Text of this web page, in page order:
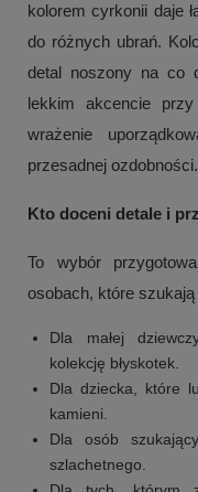
kolorem cyrkonii daje
do różnych ubrań.
detal noszony na co
lekkim akcencie
wrażenie
przesadnej ozdobności.
Kto doceni detale i
To wybór
osobach, które
Dla małej
kolekcję błyskotek.
Dla dziecka, które
kamieni.
Dla osób
szlachetnego.